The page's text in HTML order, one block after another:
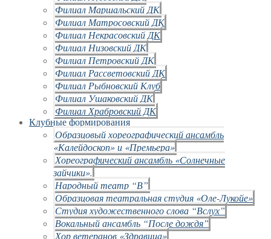
Филиал Маршальский ДК
Филиал Матросовский ДК
Филиал Некрасовский ДК
Филиал Низовский ДК
Филиал Петровский ДК
Филиал Рассветовский ДК
Филиал Рыбновский Клуб
Филиал Ушаковский ДК
Филиал Храбровский ДК
Клубные формирования
Образцовый хореографический ансамбль
«Калейдоскоп» и «Премьера»
Хореографический ансамбль «Солнечные
зайчики».
Народный театр “В”
Образцовая театральная студия «Оле-Лукойе»
Студия художественного слова “Вслух”
Вокальный ансамбль “После дождя”
Хор ветеранов «Здравица»